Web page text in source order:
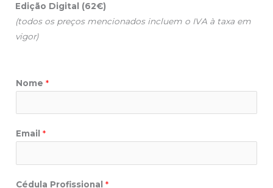
Edição Digital (62€)
(todos os preços mencionados incluem o IVA à taxa em
vigor)
Nome *
Email *
Cédula Profissional *